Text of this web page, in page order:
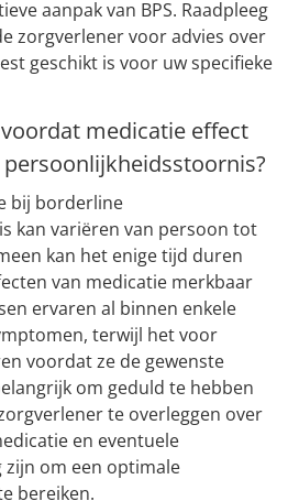
aanpak van BPS. Raadpleeg
zorgverlener voor advies over
geschikt is voor uw specifieke
medicatie effect
bij borderline
kan variëren van persoon tot
kan het enige tijd duren
van medicatie merkbaar
ervaren al binnen enkele
terwijl het voor
voordat ze de gewenste
om geduld te hebben
te overleggen over
en eventuele
zijn om een optimale
bereiken.